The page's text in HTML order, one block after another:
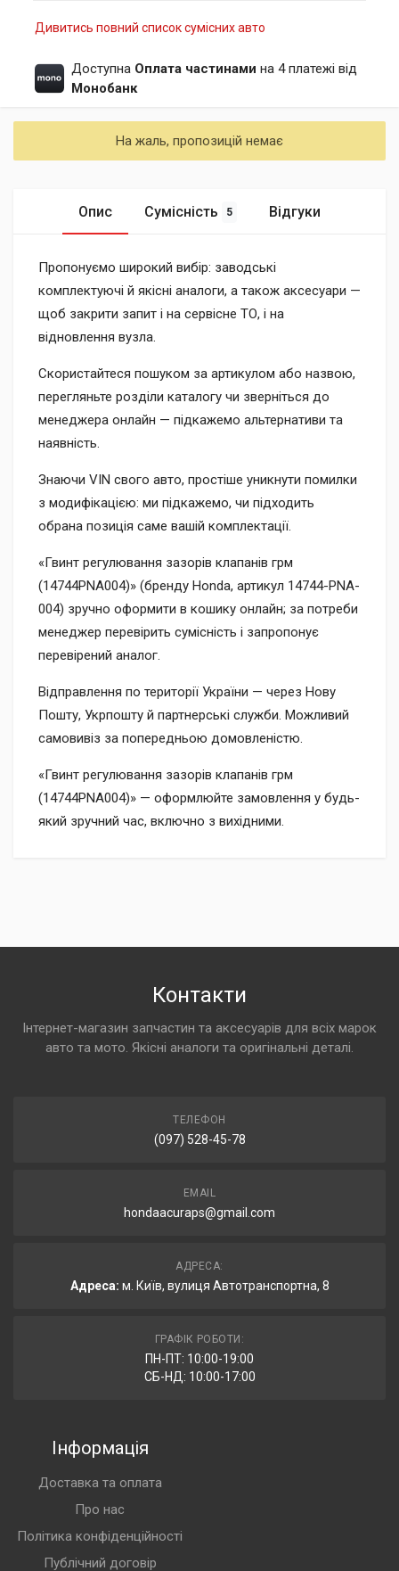
Дивитись повний список сумісних авто
Доступна Оплата частинами на 4 платежі від
Монобанк
На жаль, пропозицій немає
Опис Сумісність 5 Відгуки
Пропонуємо широкий вибір: заводські
комплектуючі й якісні аналоги, а також аксесуари —
щоб закрити запит і на сервісне ТО, і на
відновлення вузла.
Скористайтеся пошуком за артикулом або назвою,
перегляньте розділи каталогу чи зверніться до
менеджера онлайн — підкажемо альтернативи та
наявність.
Знаючи VIN свого авто, простіше уникнути помилки
з модифікацією: ми підкажемо, чи підходить
обрана позиція саме вашій комплектації.
«Гвинт регулювання зазорів клапанів грм
(14744PNA004)» (бренду Honda, артикул 14744-PNA-
004) зручно оформити в кошику онлайн; за потреби
менеджер перевірить сумісність і запропонує
перевірений аналог.
Відправлення по території України — через Нову
Пошту, Укрпошту й партнерські служби. Можливий
самовивіз за попередньою домовленістю.
«Гвинт регулювання зазорів клапанів грм
(14744PNA004)» — оформлюйте замовлення у будь-
який зручний час, включно з вихідними.
Контакти
Інтернет-магазин запчастин та аксесуарів для всіх марок
авто та мото. Якісні аналоги та оригінальні деталі.
ТЕЛЕФОН
(097) 528-45-78
EMAIL
hondaacuraps@gmail.com
АДРЕСА:
Адреса: м. Київ, вулиця Автотранспортна, 8
ГРАФІК РОБОТИ:
ПН-ПТ: 10:00-19:00
СБ-НД: 10:00-17:00
Інформація
Доставка та оплата
Про нас
Політика конфіденційності
Публічний договір